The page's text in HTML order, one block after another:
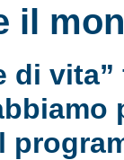
il
di